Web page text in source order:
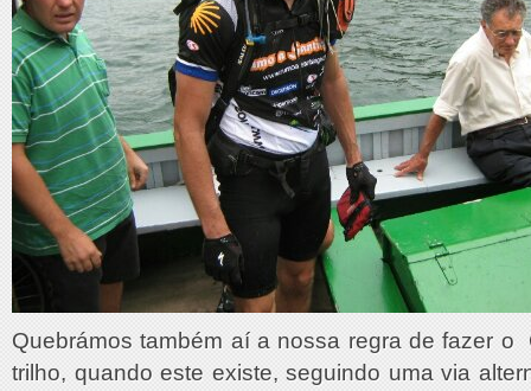
Quebrámos também aí a nossa regra de fazer o
trilho, quando este existe, seguindo uma via